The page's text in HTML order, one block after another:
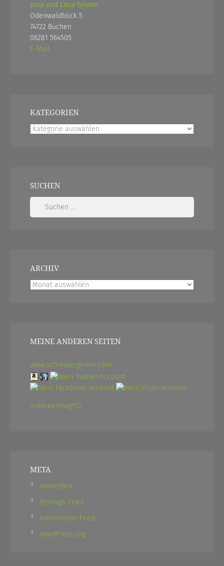
Jana und Luca Grimm
Odenwaldblick 5
74722 Buchen
06281 564505
E-Mail
KATEGORIEN
Kategorien
SUCHEN
Suchen
ARCHIV
Archiv
MEINE ANDEREN SEITEN
www.schreibergrimm.com
linktr.ee/mag112
META
Anmelden
Eintrags-Feed
Kommentar-Feed
WordPress.org